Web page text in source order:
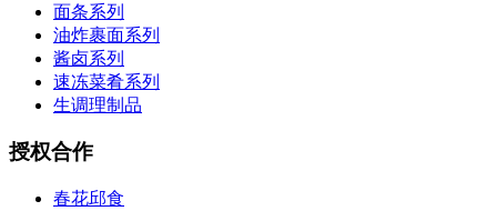
面条系列
油炸裹面系列
酱卤系列
速冻菜肴系列
生调理制品
授权合作
春花邱食